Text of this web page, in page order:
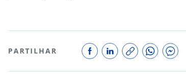
PARTILHAR